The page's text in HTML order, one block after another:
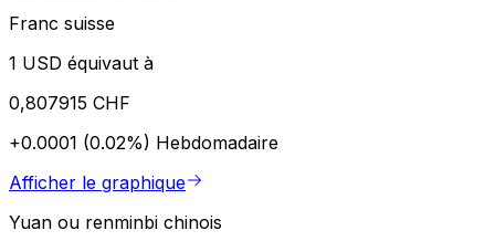
Franc suisse
1 USD équivaut à
0,807915 CHF
+0.0001 (0.02%) Hebdomadaire
Afficher le graphique
Yuan ou renminbi chinois